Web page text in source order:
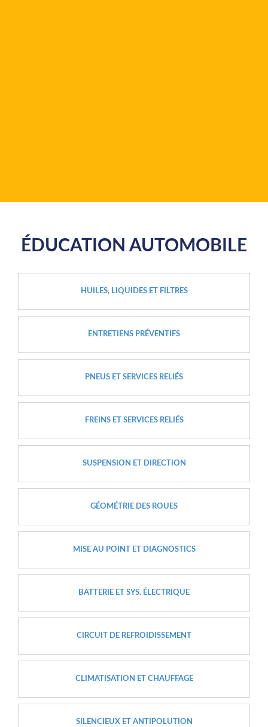
ÉDUCATION AUTOMOBILE
HUILES, LIQUIDES ET FILTRES
ENTRETIENS PRÉVENTIFS
PNEUS ET SERVICES RELIÉS
FREINS ET SERVICES RELIÉS
SUSPENSION ET DIRECTION
GÉOMÉTRIE DES ROUES
MISE AU POINT ET DIAGNOSTICS
BATTERIE ET SYS. ÉLECTRIQUE
CIRCUIT DE REFROIDISSEMENT
CLIMATISATION ET CHAUFFAGE
SILENCIEUX ET ANTIPOLUTION